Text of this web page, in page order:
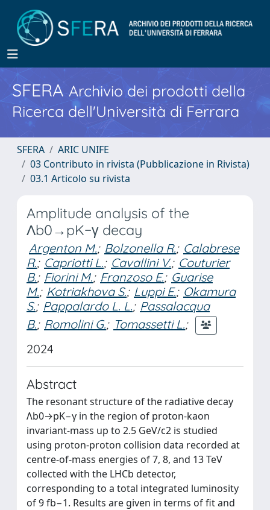
SFERA Archivio dei prodotti della
Ricerca dell'Università di Ferrara
SFERA
ARIC UNIFE
03 Contributo in rivista (Pubblicazione in Rivista)
03.1 Articolo su rivista
Amplitude analysis of the
Λb0→pK−γ decay
Argenton M.; Bolzonella R.; Calabrese
R.; Capriotti L.; Cavallini V.; Couturier
B.; Fiorini M.; Franzoso E.; Guarise
M.; Kotriakhova S.; Luppi E.; Okamura
S.; Pappalardo L. L.; Passalacqua
B.; Romolini G.; Tomassetti L.;
2024
Abstract
The resonant structure of the radiative decay
Λb0→pK−γ in the region of proton-kaon
invariant-mass up to 2.5 GeV/c2 is studied
using proton-proton collision data recorded at
centre-of-mass energies of 7, 8, and 13 TeV
collected with the LHCb detector,
corresponding to a total integrated luminosity
of 9 fb−1. Results are given in terms of fit and